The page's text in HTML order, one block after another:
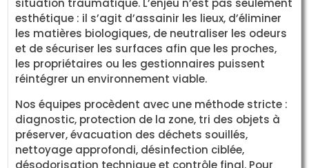
situation traumatique. L’enjeu n’est pas seulement
esthétique : il s’agit d’assainir les lieux, d’éliminer
les matières biologiques, de neutraliser les odeurs
et de sécuriser les surfaces afin que les proches,
les propriétaires ou les gestionnaires puissent
réintégrer un environnement viable.
Nos équipes procèdent avec une méthode stricte :
diagnostic, protection de la zone, tri des objets à
préserver, évacuation des déchets souillés,
nettoyage approfondi, désinfection ciblée,
désodorisation technique et contrôle final. Pour